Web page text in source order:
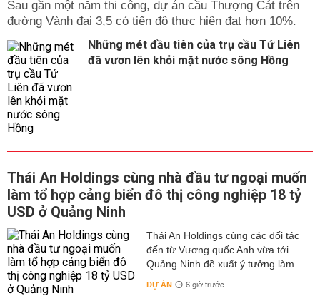
Sau gần một năm thi công, dự án cầu Thượng Cát trên
đường Vành đai 3,5 có tiến độ thực hiện đạt hơn 10%.
Những mét đầu tiên của trụ cầu Tứ Liên
đã vươn lên khỏi mặt nước sông Hồng
Thái An Holdings cùng nhà đầu tư ngoại muốn
làm tổ hợp cảng biển đô thị công nghiệp 18 tỷ
USD ở Quảng Ninh
Thái An Holdings cùng các đối tác
đến từ Vương quốc Anh vừa tới
Quảng Ninh đề xuất ý tưởng làm...
DỰ ÁN 6 giờ trước